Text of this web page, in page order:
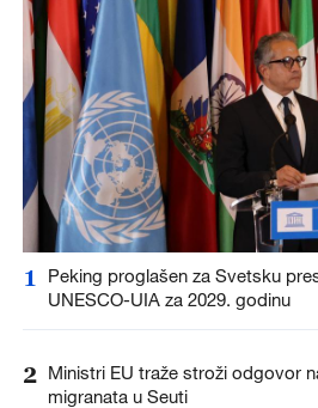
1
Peking proglašen za Svetsku
UNESCO-UIA za 2029. godinu
2 Ministri EU traže stroži odgovor
migranata u Seuti